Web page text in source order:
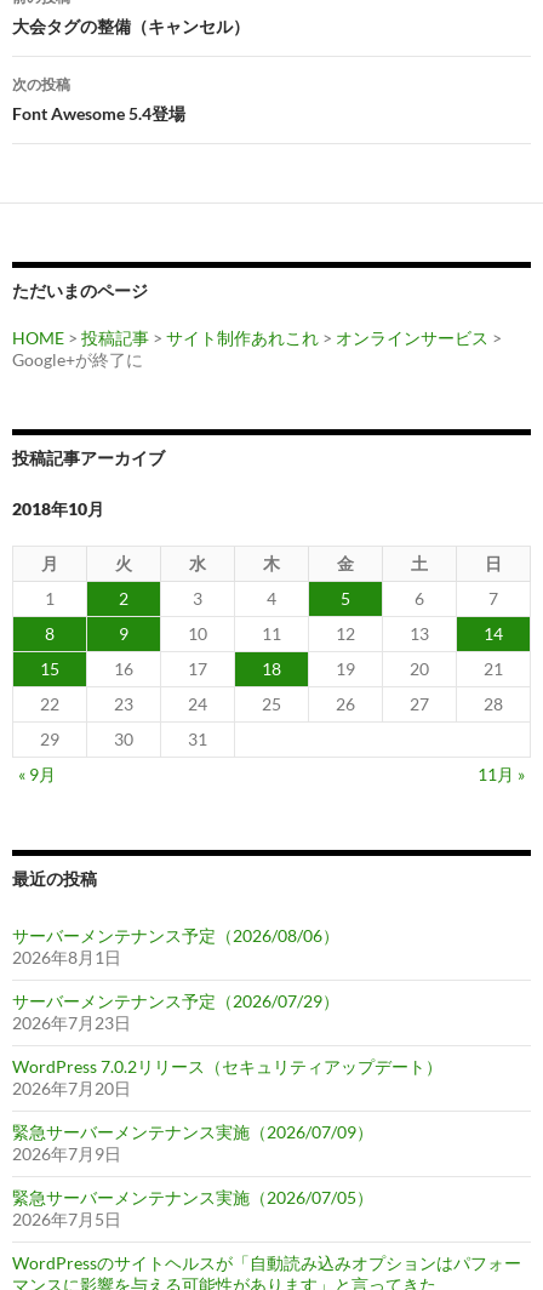
稿
ナ
ビ
ゲ
ー
ョ
ン
大会タグの整備（キャンセル）
次の投稿
Font Awesome 5.4登場
ただいまのページ
HOME > 投稿記事 > サイト制作あれこれ > オンラインサービス >
Google+が終了に
投稿記事アーカイブ
2018年10月
月 火 水 木 金 土
日
1
2 3 4 5 6
7
8
9 10 11 12 13
14
15
16 17 18 19 20
21
22
23 24 25 26 27
28
29
30
31
« 9月
11月 »
最近の投稿
サーバーメンテナンス予定（2026/08/06）
2026年8月1日
サーバーメンテナンス予定（2026/07/29）
2026年7月23日
WordPress 7.0.2リリース（セキュリティアップデート）
2026年7月20日
緊急サーバーメンテナンス実施（2026/07/09）
2026年7月9日
緊急サーバーメンテナンス実施（2026/07/05）
2026年7月5日
WordPressのサイトヘルスが「自動読み込みオプションはパフォー
マンスに影響を与える可能性があります」と言ってきた